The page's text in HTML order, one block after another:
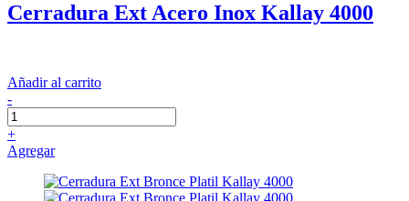
Cerradura Ext Acero Inox Kallay 4000
Añadir al carrito
-
+
Agregar